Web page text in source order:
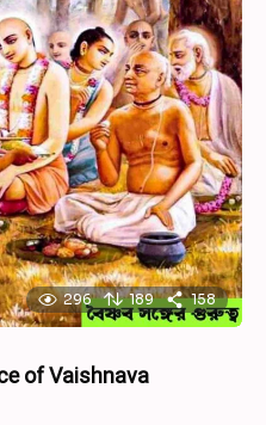
296 189 158
of Vaishnava